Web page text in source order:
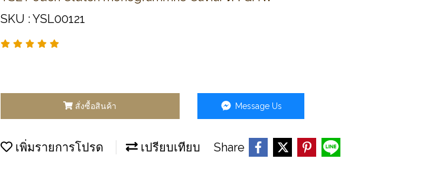
SKU : YSL00121
สั่งซื้อสินค้า Message Us
เพิ่มรายการโปรด เปรียบเทียบ Share